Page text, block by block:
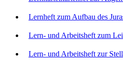
Lernheft zum Aufbau des
Lern- und Arbeitsheft zum
Lern- und Arbeitsheft zur